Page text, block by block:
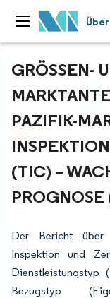
GRÖSSEN-
AZIFIK-
NSPEKTION
TIC) –
ROGNOSE
Der Bericht über
Inspektion und
Dienstleistungstyp
Bezugstyp